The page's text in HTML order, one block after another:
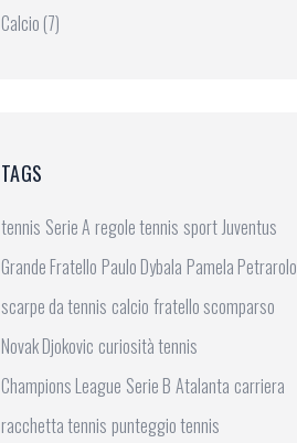
Calcio (7)
TAGS
tennis Serie A regole tennis sportJuventus
Grande Fratello Paulo Dybala Pamela Petrarolo
scarpe da tennis calcio fratello scomparso
Novak Djokovic curiosità tennis
Champions League Serie B Atalanta carriera
racchetta tennis punteggio tennis